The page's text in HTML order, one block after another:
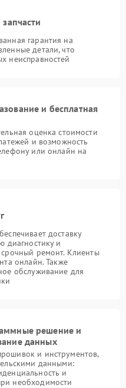
гарантия на
детали, что
неисправностей
и бесплатная
оценка стоимости
и возможность
или онлайн на
доставку
диагностику и
ремонт. Клиенты
онлайн. Также
обслуживание для
решение и
данных
и инструментов,
данными:
и
необходимости